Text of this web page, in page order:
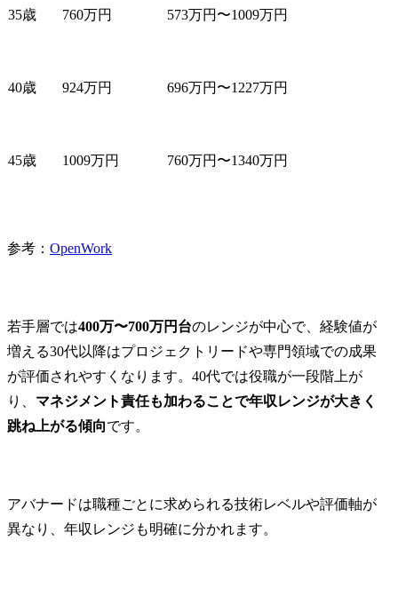
35歳 760万円 573万円〜1009万円
40歳 924万円 696万円〜1227万円
45歳 1009万円 760万円〜1340万円
参考： OpenWork
若手層では400万〜700万円台のレンジが中心で、経験値が
増える30代以降はプロジェクトリードや専門領域での成果
が評価されやすくなります。40代では役職が一段階上が
り、 マネジメント責任も加わることで年収レンジが大きく
跳ね上がる傾向です。
アバナードは職種ごとに求められる技術レベルや評価軸が
異なり、年収レンジも明確に分かれます。